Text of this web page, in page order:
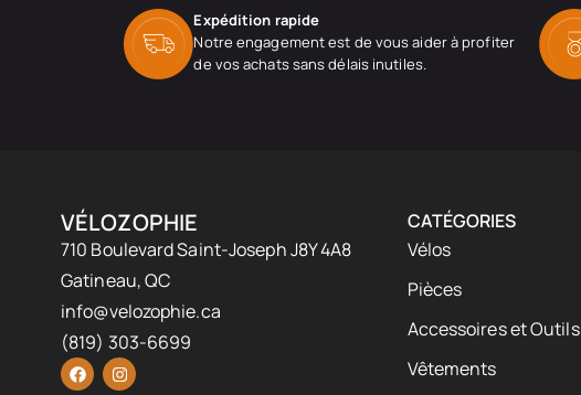
Expédition rapide
Notre engagement est de vous aider à profiter
de vos achats sans délais inutiles.
VÉLOZOPHIE
710 Boulevard Saint-Joseph J8Y 4A8
Gatineau, QC
info@velozophie.ca
(819) 303-6699
CATÉGORIES
Vélos
Pièces
Accessoires et Outils
Vêtements